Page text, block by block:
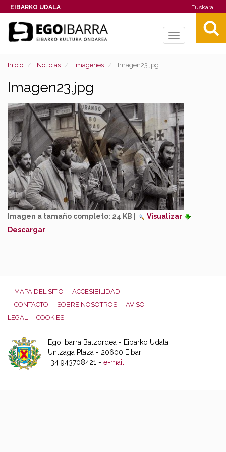
EIBARKO UDALA Euskara
Toggle
Inicio Noticias Imagenes Imagen23.jpg
Imagen23.jpg
Imagen a tamaño completo: 24 KB
Visualizar
Descargar
MAPA DEL SITIO
ACCESIBILIDAD
CONTACTO
SOBRE NOSOTROS
AVISO
LEGAL
COOKIES
Ego Ibarra Batzordea - Eibarko Udala
Untzaga Plaza - 20600 Eibar
+34 943708421 - e-mail